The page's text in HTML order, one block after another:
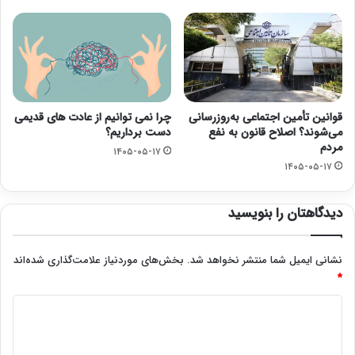
قوانین تأمین اجتماعی به‌روزرسانی
می‌شوند؟ اصلاح قانون به نفع
مردم
۱۴۰۵-۰۵-۱۷
چرا نمی توانیم از عادت های قدیمی
دست برداریم؟
۱۴۰۵-۰۵-۱۷
دیدگاهتان را بنویسید
نشانی ایمیل شما منتشر نخواهد شد. بخش‌های موردنیاز علامت‌گذاری شده‌اند
*